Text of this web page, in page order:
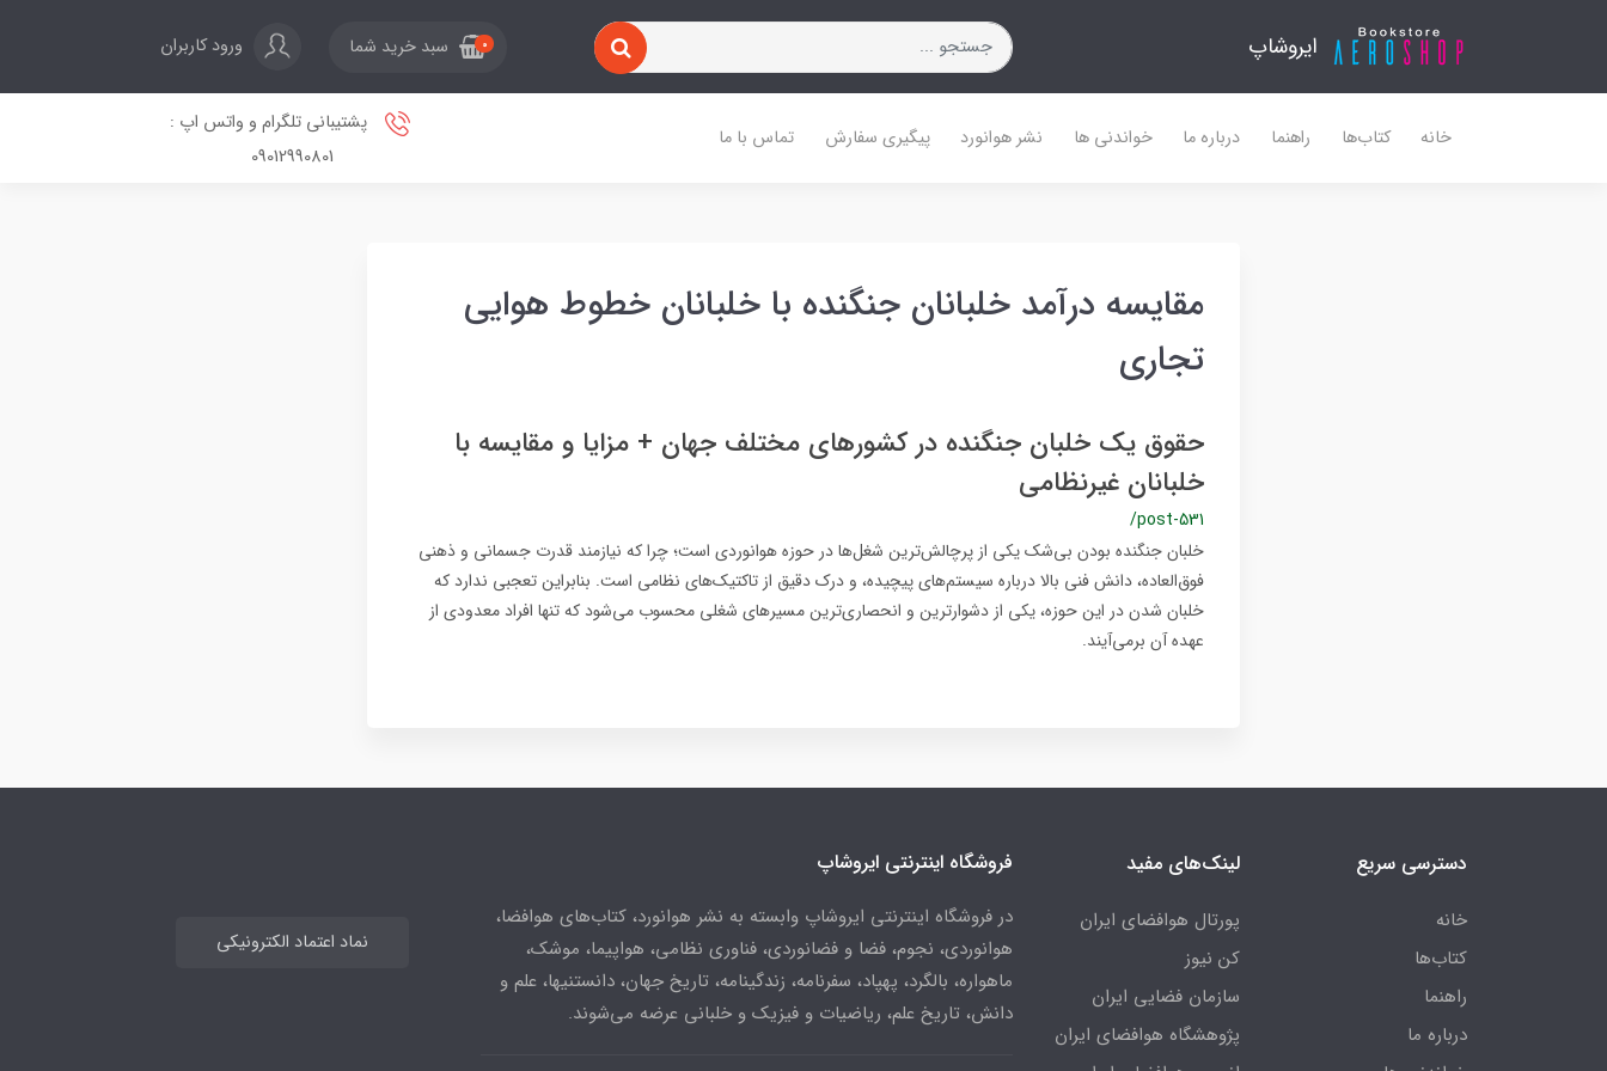
ایروشاپ 0 سبد خرید شما ورود کاربران
خانه کتاب‌ها راهنما درباره ما خواندنی ها نشر هوانورد پیگیری سفارش تماس با ما
پشتیبانی تلگرام و واتس اپ :
09012990801
مقایسه درآمد خلبانان جنگنده با خلبانان خطوط هوایی
تجاری
حقوق یک خلبان جنگنده در کشورهای مختلف جهان + مزایا و مقایسه با
خلبانان غیرنظامی
/post-531
خلبان جنگنده بودن بی‌شک یکی از پرچالش‌ترین شغل‌ها در حوزه هوانوردی است؛ چرا که نیازمند قدرت جسمانی و ذهنی
فوق‌العاده، دانش فنی بالا درباره سیستم‌های پیچیده، و درک دقیق از تاکتیک‌های نظامی است. بنابراین تعجبی ندارد که
خلبان شدن در این حوزه، یکی از دشوارترین و انحصاری‌ترین مسیرهای شغلی محسوب می‌شود که تنها افراد معدودی از
عهده آن برمی‌آیند.
دسترسی سریع
خانه
کتاب‌ها
راهنما
درباره ما
لینک‌های مفید
پورتال هوافضای ایران
کن نیوز
سازمان فضایی ایران
پژوهشگاه هوافضای ایران
فروشگاه اینترنتی ایروشاپ
در فروشگاه اینترنتی ایروشاپ وابسته به نشر هوانورد، کتاب‌های هوافضا،
هوانوردی، نجوم، فضا و فضانوردی، فناوری نظامی، هواپیما، موشک،
ماهواره، بالگرد، پهپاد، سفرنامه، زندگینامه، تاریخ جهان، دانستنیها، علم و
دانش، تاریخ علم، ریاضیات و فیزیک و خلبانی عرضه می‌شوند.
نماد اعتماد الکترونیکی